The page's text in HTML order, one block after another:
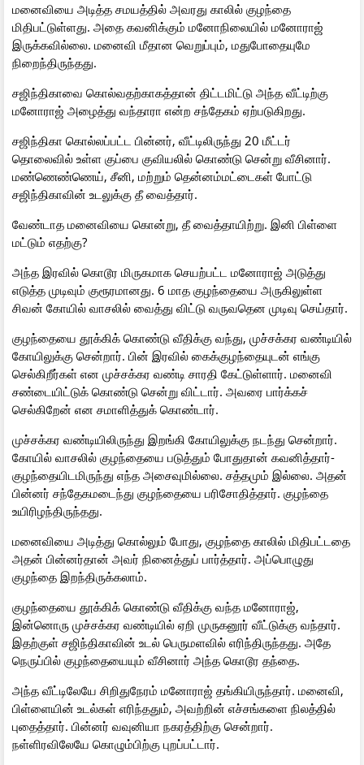
மனைவியை அடித்த சமயத்தில் அவரது காலில் குழந்தை
மிதிபட்டுள்ளது. அதை கவனிக்கும் மனோநிலையில் மனோராஜ்
இருக்கவில்லை. மனைவி மீதான வெறுப்பும், மதுபோதையுமே
நிறைந்திருந்தது.
சஜிந்திகாவை கொல்வதற்காகத்தான் திட்டமிட்டு அந்த வீட்டிற்கு
மனோராஜ் அழைத்து வந்தாரா என்ற சந்தேகம் ஏற்படுகிறது.
சஜிந்திகா கொல்லப்பட்ட பின்னர், வீட்டிலிருந்து 20 மீட்டர்
தொலைவில் உள்ள குப்பை குவியலில் கொண்டு சென்று வீசினார்.
மண்ணெண்ணெய், சீனி, மற்றும் தென்னம்மட்டைகள் போட்டு
சஜிந்திகாவின் உடலுக்கு தீ வைத்தார்.
வேண்டாத மனைவியை கொன்று, தீ வைத்தாயிற்று. இனி பிள்ளை
மட்டும் எதற்கு?
அந்த இரவில் கொடூர மிருகமாக செயற்பட்ட மனோராஜ் அடுத்து
எடுத்த முடிவும் குரூரமானது. 6 மாத குழந்தையை அருகிலுள்ள
சிவன் கோயில் வாசலில் வைத்து விட்டு வருவதென முடிவு செய்தார்.
குழந்தையை தூக்கிக் கொண்டு வீதிக்கு வந்து, முச்சக்கர வண்டியில்
கோயிலுக்கு சென்றார். பின் இரவில் கைக்குழந்தையுடன் எங்கு
செல்கிறீர்கள் என முச்சக்கர வண்டி சாரதி கேட்டுள்ளார். மனைவி
சண்டையிட்டுக் கொண்டு சென்று விட்டார். அவரை பார்க்கச்
செல்கிறேன் என சமாளித்துக் கொண்டார்.
முச்சக்கர வண்டியிலிருந்து இறங்கி கோயிலுக்கு நடந்து சென்றார்.
கோயில் வாசலில் குழந்தையை படுத்தும் போதுதான் கவனித்தார்-
குழந்தையிடமிருந்து எந்த அசைவுமில்லை. சத்தமும் இல்லை. அதன்
பின்னர் சந்தேகமடைந்து குழந்தையை பரிசோதித்தார். குழந்தை
உயிரிழந்திருந்தது.
மனைவியை அடித்து கொல்லும் போது, குழந்தை காலில் மிதிபட்டதை
அதன் பின்னர்தான் அவர் நினைத்துப் பார்த்தார். அப்பொழுது
குழந்தை இறந்திருக்கலாம்.
குழந்தையை தூக்கிக் கொண்டு வீதிக்கு வந்த மனோராஜ்,
இன்னொரு முச்சக்கர வண்டியில் ஏறி முருகனூர் வீட்டுக்கு வந்தார்.
இதற்குள் சஜிந்திகாவின் உடல் பெருமளவில் எரிந்திருந்தது. அதே
நெருப்பில் குழந்தையையும் வீசினார் அந்த கொடூர தந்தை.
அந்த வீட்டிலேயே சிறிதுநேரம் மனோராஜ் தங்கியிருந்தார். மனைவி,
பிள்ளையின் உடல்கள் எரிந்ததும், அவற்றின் எச்சங்களை நிலத்தில்
புதைத்தார். பின்னர் வவுனியா நகரத்திற்கு சென்றார்.
நள்ளிரவிலேயே கொழும்பிற்கு புறப்பட்டார்.